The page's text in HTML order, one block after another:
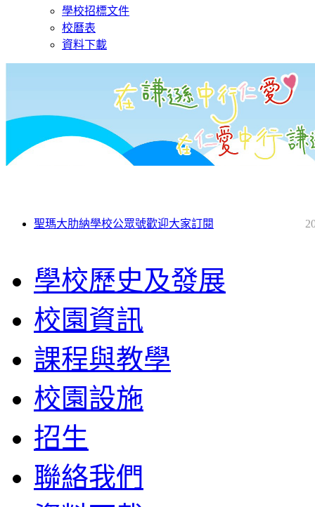
學校招標文件
校曆表
資料下載
聖瑪大肋納學校公眾號歡迎大家訂閱
學校歷史及發展
校園資訊
課程與教學
校園設施
招生
聯絡我們